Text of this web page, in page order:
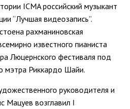
ICMA российский музыкант
“Лучшая видеозапись”.
рахманиновская
известного пианиста
Люцернского фестиваля под
мэтра Риккардо Шайи.
руководителя и
Мацуев возглавил I